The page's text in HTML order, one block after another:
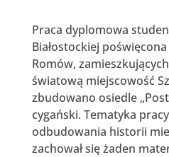
Praca dyplomowa
Białostockiej
Romów,
światową miejscowość
zbudowano osiedle
cygański. Tematyka
odbudowania historii
zachował się żaden